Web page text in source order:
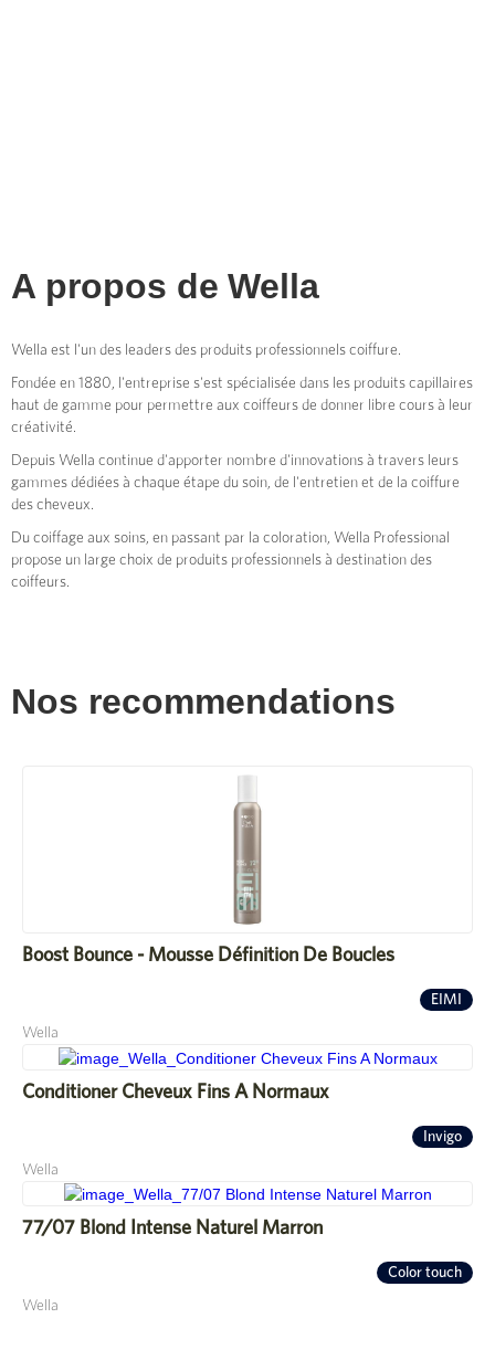
A propos de Wella
Wella est l'un des leaders des produits professionnels coiffure.
Fondée en 1880, l'entreprise s'est spécialisée dans les produits capillaires
haut de gamme pour permettre aux coiffeurs de donner libre cours à leur
créativité.
Depuis Wella continue d'apporter nombre d'innovations à travers leurs
gammes dédiées à chaque étape du soin, de l'entretien et de la coiffure
des cheveux.
Du coiffage aux soins, en passant par la coloration, Wella Professional
propose un large choix de produits professionnels à destination des
coiffeurs.
Nos recommendations
Boost Bounce - Mousse Définition De Boucles
EIMI
Wella
Conditioner Cheveux Fins A Normaux
Invigo
Wella
77/07 Blond Intense Naturel Marron
Color touch
Wella